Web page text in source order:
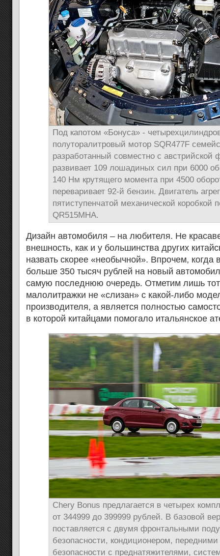
Под капотом «Бонуса» -
полуторалитровый мотор SQR477F
разработанный совместно с
развивает 109 лошадиных сил при 6000
140 Нм крутящего момента при 4500
переваривает 92-й бензин. Двигатель
пятиступенчатой механической коробкой
QR515MHA.
Дизайн автомобиля – на любителя. Не
внешность, как и у большинства других
назвать скорее «необычной». Впрочем, когда
больше 350 тысяч рублей на новый
самую последнюю очередь. Отметим лишь тот
малолитражки не «слизан» с какой-либо
производителя, а является полностью
в которой китайцами помогало итальянское
Chery Bonus предлагается в четырех
от 344999 до 399999 рублей. В базовой
поставляется с двумя фронтальными
безопасности, кондиционером,
безопасности с преднатяжителями,